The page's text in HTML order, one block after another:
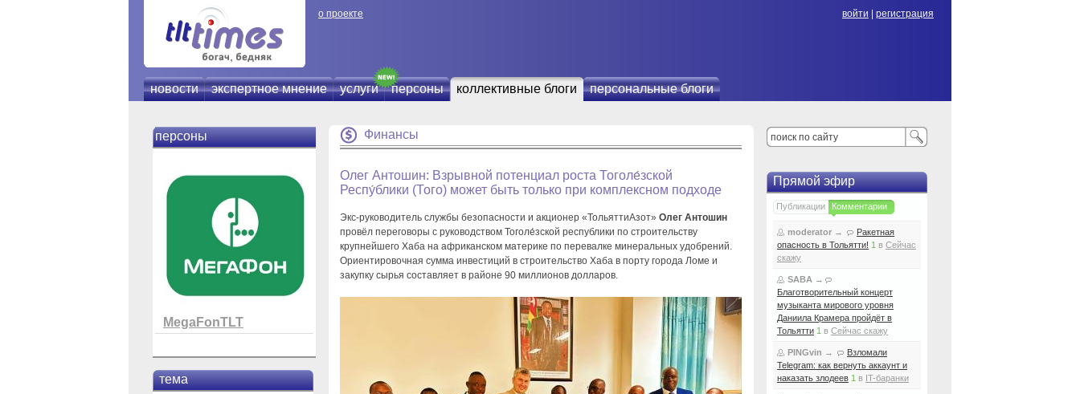
о проекте войти регистрация
новости экспертное мнение услуги персоны коллективные блоги персональные блоги
персоны
MegaFonTLT
тема
Финансы
Олег Антошин: Взрывной потенциал роста Тоголе́зской
Респу́блики (Того) может быть только при комплексном подходе
Экс-руководитель службы безопасности и акционер «ТольяттиАзот» Олег Антошин
провёл переговоры с руководством Тоголе́зской республики по строительству
крупнейшего Хаба на африканском материке по перевалке минеральных удобрений.
Ориентировочная сумма инвестиций в строительство Хаба в порту города Ломе и
закупку сырья составляет в районе 90 миллионов долларов.
Прямой эфир
Публикации Комментарии
moderator →
Ракетная
опасность в Тольятти! 1 в Сейчас
скажу
SABA →
Благотворительный концерт
музыканта мирового уровня
Даниила Крамера пройдёт в
Тольятти 1 в Сейчас скажу
PINGvin →
Взломали
Telegram: как вернуть аккаунт и
наказать злодеев 1 в IT-баранки